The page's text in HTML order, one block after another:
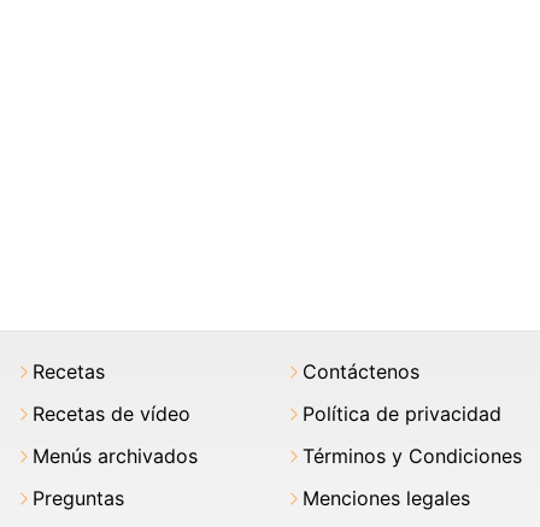
Recetas
Recetas de vídeo
Menús archivados
Preguntas
Contáctenos
Política de privacidad
Términos y Condiciones
Menciones legales